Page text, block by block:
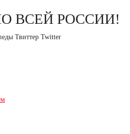
ВСЕЙ РОССИИ!
Твиттер Twitter